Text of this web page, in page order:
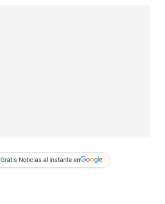
Gratis:Noticias al instante en